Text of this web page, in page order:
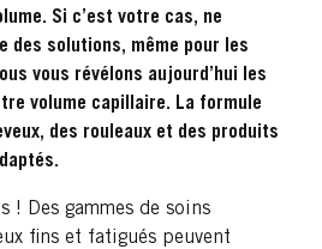
Si c’est votre cas, ne
des solutions, même pour les
vous révélons aujourd’hui les
volume capillaire. La formule
des rouleaux et des produits
! Des gammes de soins
fins et fatigués peuvent